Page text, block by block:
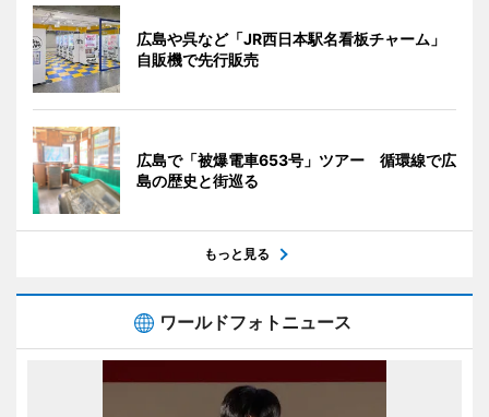
広島や呉など「JR西日本駅名看板チャーム」
自販機で先行販売
広島で「被爆電車653号」ツアー 循環線で広
島の歴史と街巡る
もっと見る
ワールドフォトニュース